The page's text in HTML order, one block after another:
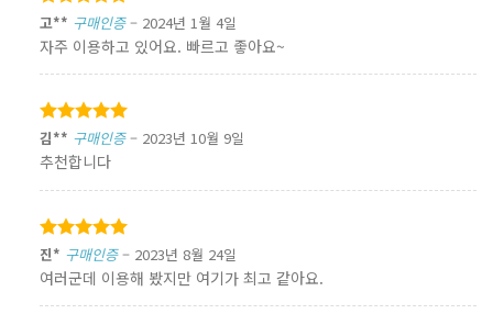
5 중에서
5로 평가됨
고** 구매인증 – 2024년 1월 4일
자주 이용하고 있어요. 빠르고 좋아요~
5 중에서
5로 평가됨
김** 구매인증 – 2023년 10월 9일
추천합니다
5 중에서
5로 평가됨
진* 구매인증 – 2023년 8월 24일
여러군데 이용해 봤지만 여기가 최고 같아요.